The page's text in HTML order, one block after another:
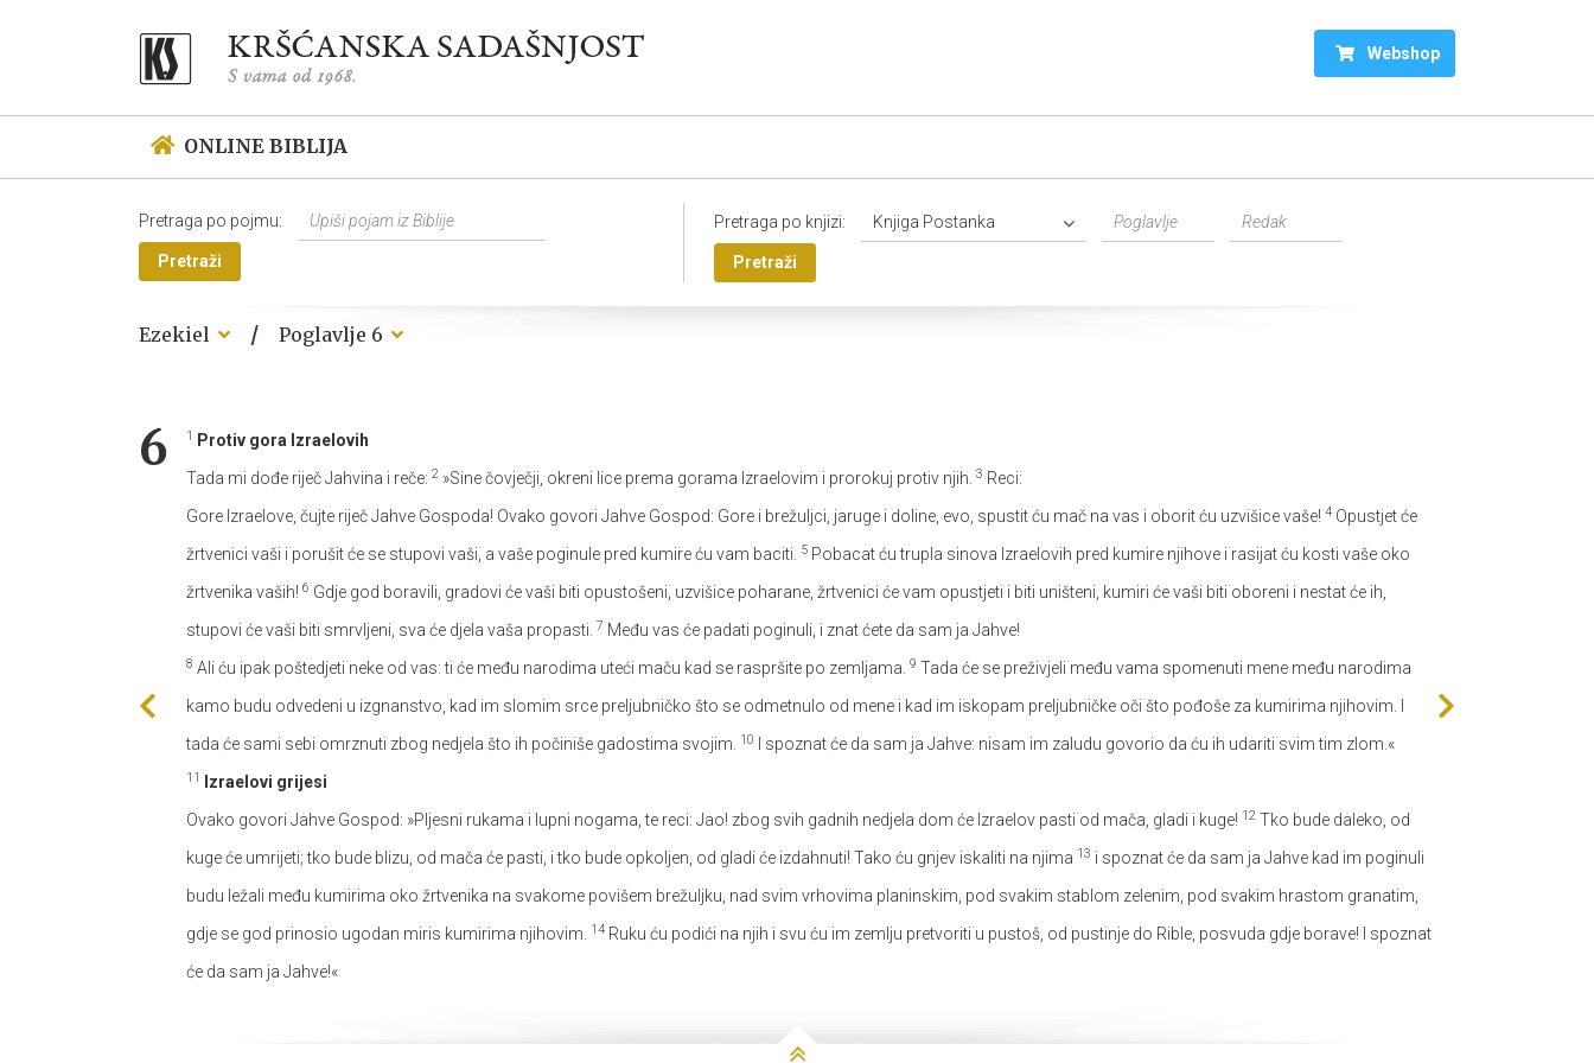
Webshop
ONLINE BIBLIJA
Pretraga po pojmu:
Pretraži
Pretraga po knjizi: Knjiga Postanka
Pretraži
Ezekiel / Poglavlje 6
6 1
Protiv gora Izraelovih
Tada mi dođe riječ Jahvina i reče: 2 »Sine čovječji, okreni lice prema gorama Izraelovim i prorokuj protiv njih. 3 Reci:
Gore Izraelove, čujte riječ Jahve Gospoda! Ovako govori Jahve Gospod: Gore i brežuljci, jaruge i doline, evo, spustit ću mač na vas i oborit ću uzvišice vaše! 4 Opustjet će
žrtvenici vaši i porušit će se stupovi vaši, a vaše poginule pred kumire ću vam baciti.
5 Pobacat ću trupla sinova Izraelovih pred kumire njihove i rasijat ću kosti vaše oko
žrtvenika vaših! 6 Gdje god boravili, gradovi će vaši biti opustošeni, uzvišice poharane, žrtvenici će vam opustjeti i biti uništeni, kumiri će vaši biti oboreni i nestat će ih,
stupovi će vaši biti smrvljeni, sva će djela vaša propasti. 7 Među vas će padati poginuli, i znat ćete da sam ja Jahve!
8 Ali ću ipak poštedjeti neke od vas: ti će među narodima uteći maču kad se raspršite po zemljama. 9 Tada će se preživjeli među vama spomenuti mene među narodima
kamo budu odvedeni u izgnanstvo, kad im slomim srce preljubničko što se odmetnulo od mene i kad im iskopam preljubničke oči što pođoše za kumirima njihovim. I
tada će sami sebi omrznuti zbog nedjela što ih počiniše gadostima svojim.
10 I spoznat će da sam ja Jahve: nisam im zaludu govorio da ću ih udariti svim tim zlom.«
11
Izraelovi grijesi
Ovako govori Jahve Gospod: »Pljesni rukama i lupni nogama, te reci: Jao! zbog svih gadnih nedjela dom će Izraelov pasti od mača, gladi i kuge! 12 Tko bude daleko, od
kuge će umrijeti; tko bude blizu, od mača će pasti, i tko bude opkoljen, od gladi će izdahnuti! Tako ću gnjev iskaliti na njima 13 i spoznat će da sam ja Jahve kad im poginuli
budu ležali među kumirima oko žrtvenika na svakome povišem brežuljku, nad svim vrhovima planinskim, pod svakim stablom zelenim, pod svakim hrastom granatim,
gdje se god prinosio ugodan miris kumirima njihovim.
14 Ruku ću podići na njih i svu ću im zemlju pretvoriti u pustoš, od pustinje do Rible, posvuda gdje borave! I spoznat
će da sam ja Jahve!«